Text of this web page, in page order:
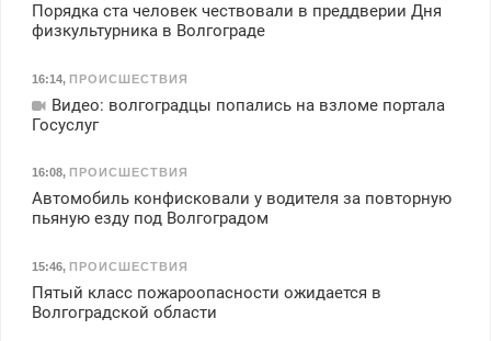
Порядка ста человек чествовали в преддверии Дня
физкультурника в Волгограде
16:14, ПРОИСШЕСТВИЯ
Видео: волгоградцы попались на взломе портала
Госуслуг
16:08, ПРОИСШЕСТВИЯ
Автомобиль конфисковали у водителя за повторную
пьяную езду под Волгоградом
15:46, ПРОИСШЕСТВИЯ
Пятый класс пожароопасности ожидается в
Волгоградской области